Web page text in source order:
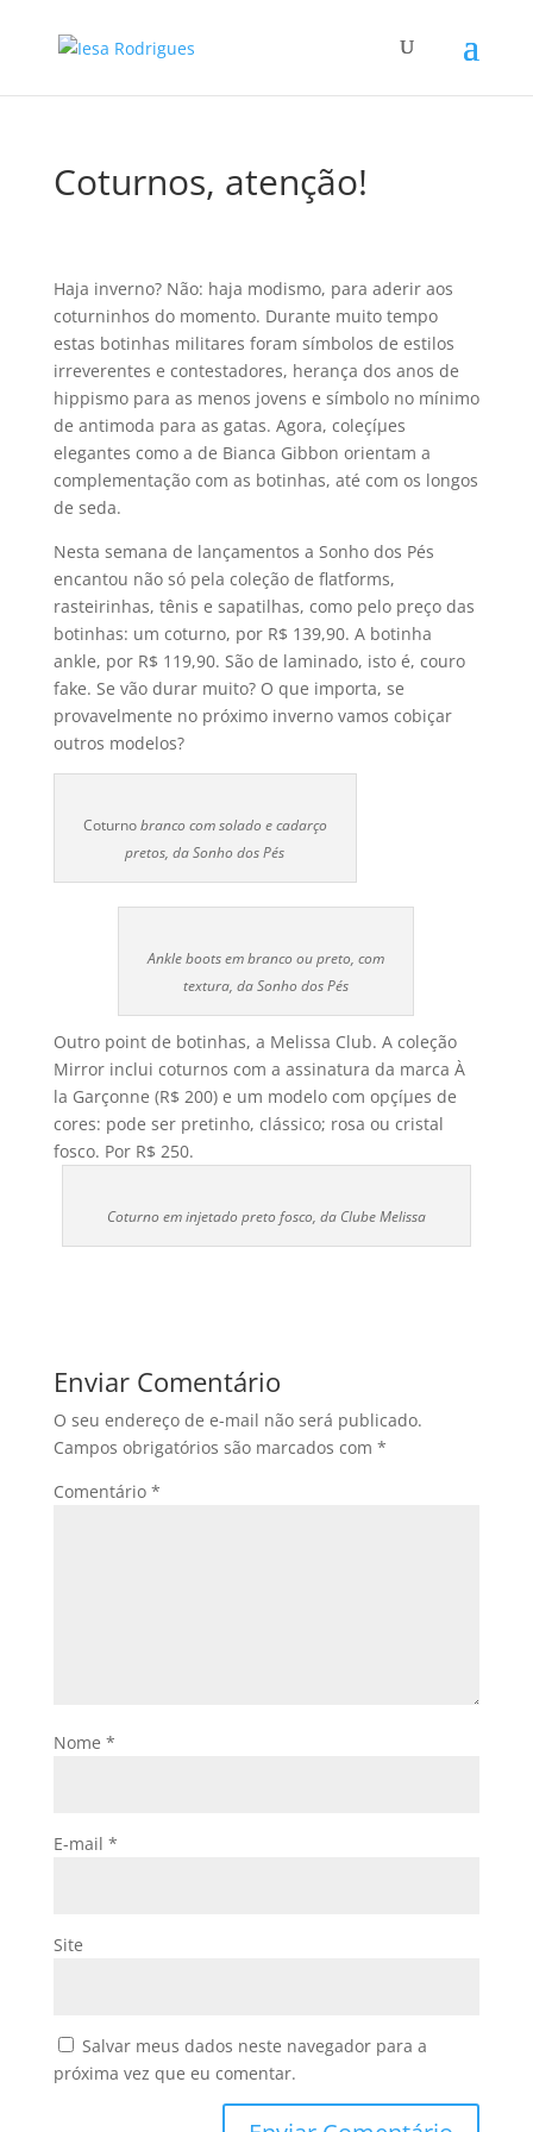
Coturnos, atenção!
Haja inverno? Não: haja modismo, para aderir aos
coturninhos do momento. Durante muito tempo
estas botinhas militares foram sí­mbolos de estilos
irreverentes e contestadores, herança dos anos de
hippismo para as menos jovens e sí­mbolo no mí­nimo
de antimoda para as gatas. Agora, coleçíµes
elegantes como a de Bianca Gibbon orientam a
complementação com as botinhas, até com os longos
de seda.
Nesta semana de lançamentos a Sonho dos Pés
encantou não só pela coleção de flatforms,
rasteirinhas, tênis e sapatilhas, como pelo preço das
botinhas: um coturno, por R$ 139,90. A botinha
ankle, por R$ 119,90. São de laminado, isto é, couro
fake. Se vão durar muito? O que importa, se
provavelmente no próximo inverno vamos cobiçar
outros modelos?
Coturnobranco com solado e cadarço
pretos, da Sonho dos Pés
Ankle boots em branco ou preto, com
textura, da Sonho dos Pés
Outro point de botinhas, a Melissa Club. A coleção
Mirror inclui coturnos com a assinatura da marca À
la Garçonne (R$ 200) e um modelo com opçíµes de
cores: pode ser pretinho, clássico; rosa ou cristal
fosco. Por R$ 250.
Coturno em injetado preto fosco, da Clube Melissa
Enviar Comentário
O seu endereço de e-mail não será publicado.
Campos obrigatórios são marcados com *
Comentário *
Nome *
E-mail *
Site
Salvar meus dados neste navegador para a
próxima vez que eu comentar.